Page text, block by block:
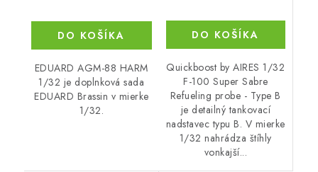
DO KOŠÍKA
EDUARD AGM-88 HARM
1/32 je doplnková sada
EDUARD Brassin v mierke
1/32.
DO KOŠÍKA
Quickboost by AIRES 1/32
F-100 Super Sabre
Refueling probe - Type B
je detailný tankovací
nadstavec typu B. V mierke
1/32 nahrádza štíhly
vonkajší...